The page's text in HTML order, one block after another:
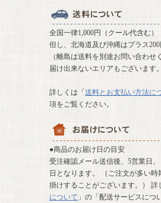
全国一律1,000円（クール代含む）
但し、北海道及び沖縄はプラス
（離島は送料を別途お問い合わ
届け出来ないエリアもございます
詳しくは「 送料とお支払い方法に
項をご覧ください。
●商品のお届け日の目安
受注確認メール送信後、5営業日
日となります。 （ご注文が多い
掛けすることがございます。） 詳
について 」の「配送サービスにつ